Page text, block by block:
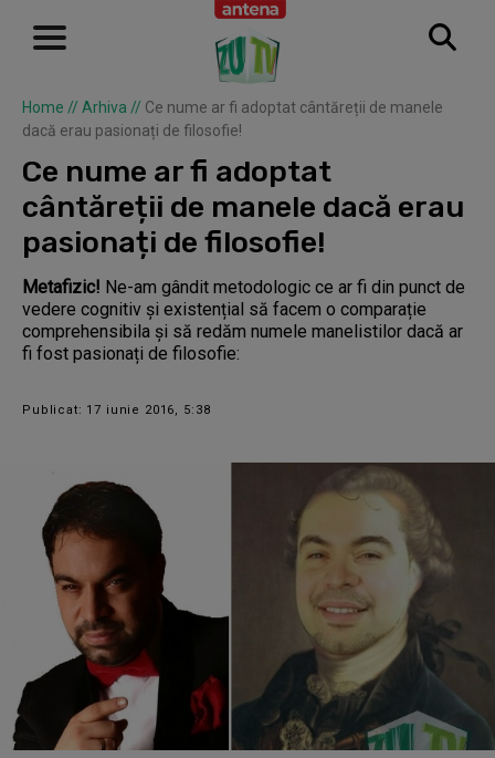
Home // Arhiva // Ce nume ar fi adoptat cântăreții de manele
dacă erau pasionați de filosofie!
Ce nume ar fi adoptat
cântăreții de manele dacă erau
pasionați de filosofie!
Metafizic! Ne-am gândit metodologic ce ar fi din punct de
vedere cognitiv și existențial să facem o comparație
comprehensibila și să redăm numele manelistilor dacă ar
fi fost pasionați de filosofie:
Publicat: 17 iunie 2016, 5:38